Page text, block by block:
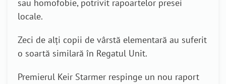
sau homofobie, potrivit rapoartelor presei
locale.
Zeci de alți copii de vârstă elementară au suferit
o soartă similară în Regatul Unit.
Premierul Keir Starmer respinge un nou raport